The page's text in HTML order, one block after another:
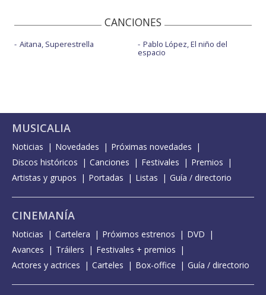
CANCIONES
Aitana, Superestrella Pablo López, El niño del
espacio
MUSICALIA
Noticias Novedades
Próximas novedades
Discos históricos
Canciones Festivales
Premios
Artistas y grupos
Portadas Listas Guía / directorio
CINEMANÍA
Noticias Cartelera Próximos estrenos
DVD
Avances
Tráilers
Festivales + premios
Actores y actrices
Carteles Box-office Guía / directorio